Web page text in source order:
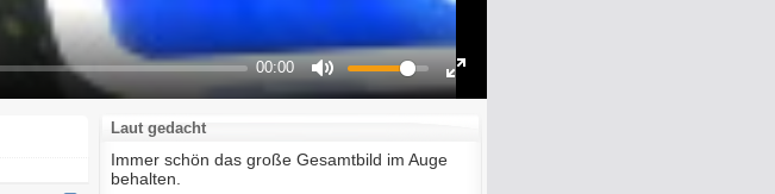
00:00
Mute
Laut gedacht
Immer schön das große Gesamtbild im Auge
behalten.